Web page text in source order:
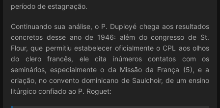
período de estagnação.
Continuando sua análise, o P. Duployé chega aos resultados
concretos desse ano de 1946: além do congresso de St.
Flour, que permitiu estabelecer oficialmente o CPL aos olhos
do clero francês, ele cita inúmeros contatos com os
seminários, especialmente o da Missão da França (5), e a
criação, no convento dominicano de Saulchoir, de um ensino
litúrgico confiado ao P. Roguet: